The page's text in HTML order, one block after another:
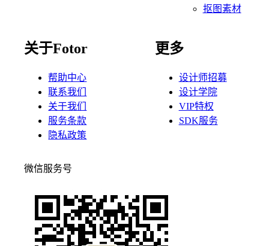
抠图素材
关于Fotor
帮助中心
联系我们
关于我们
服务条款
隐私政策
更多
设计师招募
设计学院
VIP特权
SDK服务
微信服务号